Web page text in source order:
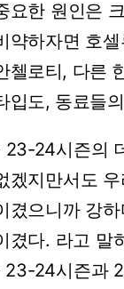
요한 원인은
약하자면 호
첼로티, 다른
입도, 동료들의
23-24시즌의
겠지만서도
겼으니까 강
겼다. 라고 말
23-24시즌과